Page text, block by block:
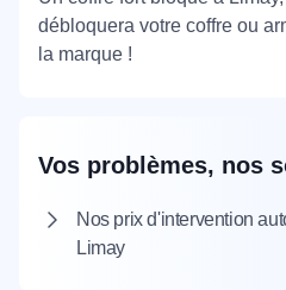
débloquera votre coffre ou
la marque !
Vos problèmes, nos
Nos prix d'intervention
Limay